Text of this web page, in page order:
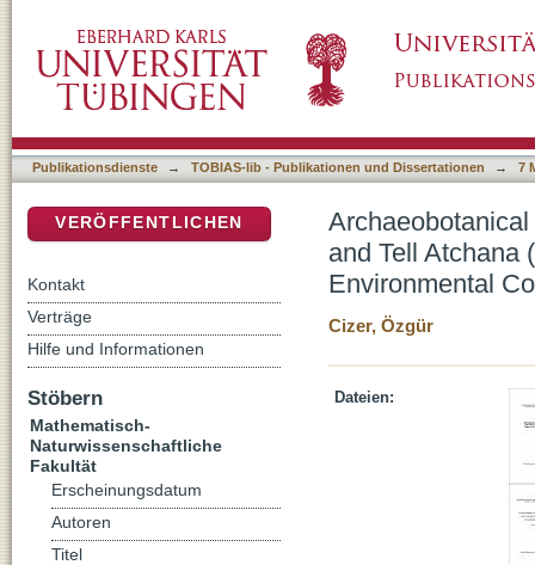
southern Turkey: Economical and
Publikationsdienste → TOBIAS-lib - Publikationen und Dissertationen → 7
and Tell Atchana
Environmental
Cizer, Özgür
Dateien:
VERÖFFENTLICHEN
Kontakt
Verträge
Hilfe und Informationen
Stöbern
Mathematisch-
Naturwissenschaftliche
Fakultät
Erscheinungsdatum
Autoren
Titel